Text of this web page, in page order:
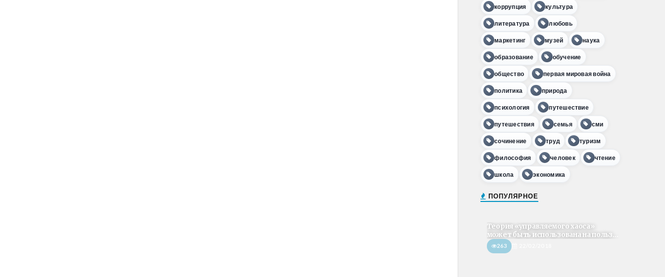
коррупция культура
литература любовь
маркетинг музей наука
образование обучение
общество первая мировая война
политика природа
психология путешествие
путешествия семья сми
сочинение труд туризм
философия человек чтение
школа экономика
ПОПУЛЯРНОЕ
Теория «управляемого хаоса»
может быть использована на польз...
263